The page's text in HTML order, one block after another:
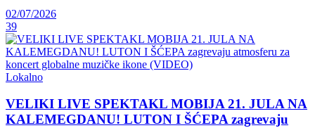
02/07/2026
39
Lokalno
VELIKI LIVE SPEKTAKL MOBIJA 21. JULA NA
KALEMEGDANU! LUTON I ŠĆEPA zagrevaju